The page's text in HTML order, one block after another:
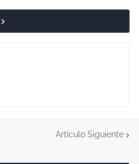
Artículo Siguiente